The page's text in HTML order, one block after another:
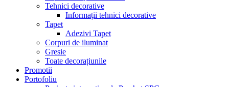
Tehnici decorative
Informații tehnici decorative
Tapet
Adezivi Tapet
Corpuri de iluminat
Gresie
Toate decorațiunile
Promotii
Portofoliu